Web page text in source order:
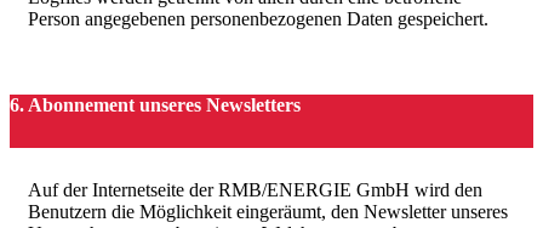
Person angegebenen personenbezogenen Daten gespeichert.
6. Abonnement unseres Newsletters
Auf der Internetseite der RMB/ENERGIE GmbH wird den
Benutzern die Möglichkeit eingeräumt, den Newsletter unseres